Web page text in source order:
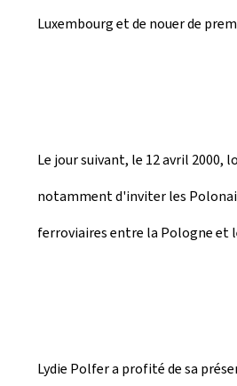
Luxembourg et de nouer de
Le jour suivant, le 12 avril
notamment d'inviter les
ferroviaires entre la Pologne et
Lydie Polfer a profité de sa